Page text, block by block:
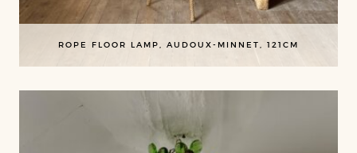
ROPE FLOOR LAMP, AUDOUX-MINNET, 121CM